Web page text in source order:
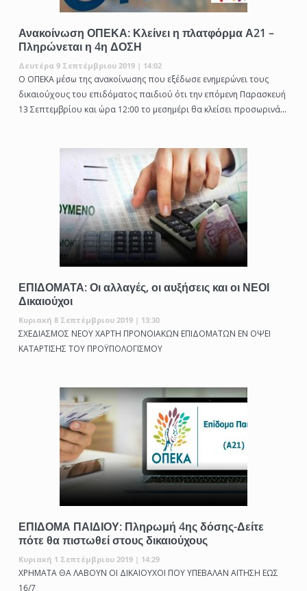
Ανακοίνωση ΟΠΕΚΑ: Κλείνει η πλατφόρμα Α21 –
Πληρώνεται η 4η ΔΟΣΗ
Δευτέρα 9 Σεπτέμβριου 2019 | 14:02
Ο ΟΠΕΚΑ μέσω της ανακοίνωσης που εξέδωσε ενημερώνει τους
δικαιούχους του επιδόματος παιδιού ότι την επόμενη Παρασκευή
13 Σεπτεμβρίου και ώρα 12:00 το μεσημέρι θα κλείσει προσωρινά...
ΕΠΙΔΟΜΑΤΑ: Οι αλλαγές, οι αυξήσεις και οι ΝΕΟΙ
Δικαιούχοι
Κυριακή 8 Σεπτέμβριου 2019 | 13:30
ΣΧΕΔΙΑΣΜΟΣ ΝΕΟΥ ΧΑΡΤΗ ΠΡΟΝΟΙΑΚΩΝ ΕΠΙΔΟΜΑΤΩΝ ΕΝ ΟΨΕΙ
ΚΑΤΑΡΤΙΣΗΣ ΤΟΥ ΠΡΟΫΠΟΛΟΓΙΣΜΟΥ
ΕΠΙΔΟΜΑ ΠΑΙΔΙΟΥ: Πληρωμή 4ης δόσης-Δείτε
πότε θα πιστωθεί στους δικαιούχους
Κυριακή 1 Σεπτέμβριου 2019 | 14:29
ΧΡΗΜΑΤΑ ΘΑ ΛΑΒΟΥΝ ΟΙ ΔΙΚΑΙΟΥΧΟΙ ΠΟΥ ΥΠΕΒΑΛΑΝ ΑΙΤΗΣΗ ΕΩΣ
16/7